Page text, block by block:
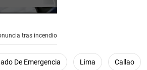
tras incendio
De Emergencia Lima Callao